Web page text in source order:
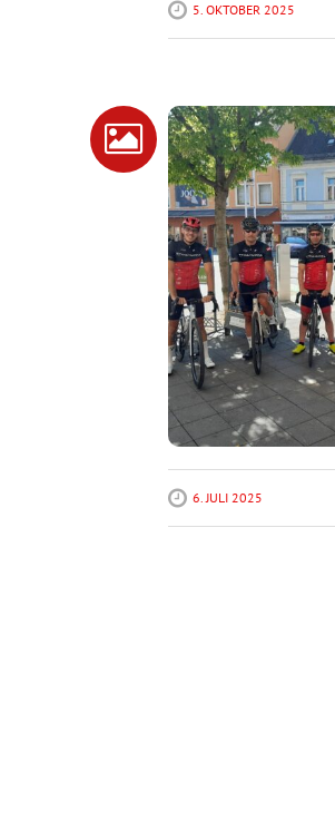
5. OKTOBER 2025
6. JULI 2025